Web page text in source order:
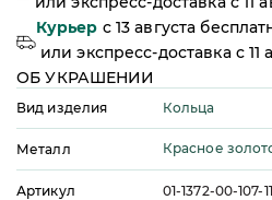
Курьер c 13 августа
илиэкспресс-доставка c 11
ОБ УКРАШЕНИИ
Вид изделия Кольца
Металл Красное
Артикул 01-1372-00-107-